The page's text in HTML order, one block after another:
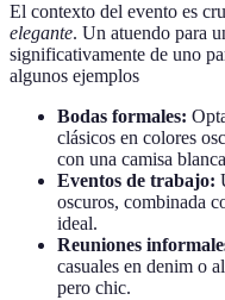
El contexto del evento es
elegante. Un atuendo para
significativamente de uno
algunos ejemplos
Bodas formales:
clásicos en colores
con una camisa
Eventos de trabajo:
oscuros, combinada
ideal.
Reuniones
casuales en denim o
pero chic.